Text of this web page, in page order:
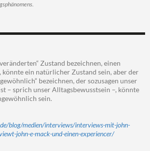
Zustand bezeichnen, einen
könnte ein natürlicher Zustand sein, aber der
bezeichnen, der sozusagen unser
– sprich unser Alltagsbewusstsein –, könnte
sein.
blog/medien/interviews/interviews-mit-john-
john-e-mack-und-einen-experiencer/